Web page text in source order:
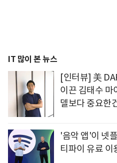
IT 많이 본 뉴스
[인터뷰] 美
이끈 김태수
델보다 중요한
'음악 앱'이 넷
티파이 유료 이